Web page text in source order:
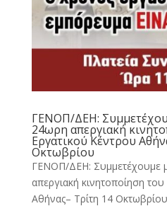
ΓΕΝΟΠ/ΔΕΗ:
24ωρη απεργιακή
Εργατικού Κέντρου
Οκτωβρίου
ΓΕΝΟΠ/ΔΕΗ: Συμμετέχουμε
απεργιακή κινητοποίηση
Αθήνας– Τρίτη 14